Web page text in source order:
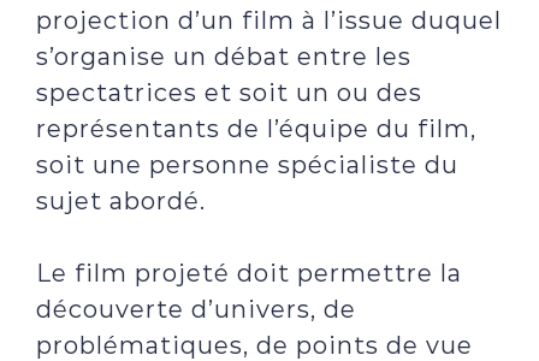
projection d’un film à l’issue duquel
s’organise un débat entre les
spectatrices et soit un ou des
représentants de l’équipe du film,
soit une personne spécialiste du
sujet abordé.
Le film projeté doit permettre la
découverte d’univers, de
problématiques, de points de vue